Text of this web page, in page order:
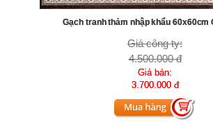
Gạch tranh thảm nhập khẩu 60x60cm
Giá công ty:
4.500.000 đ
Giá bán:
3.700.000 đ